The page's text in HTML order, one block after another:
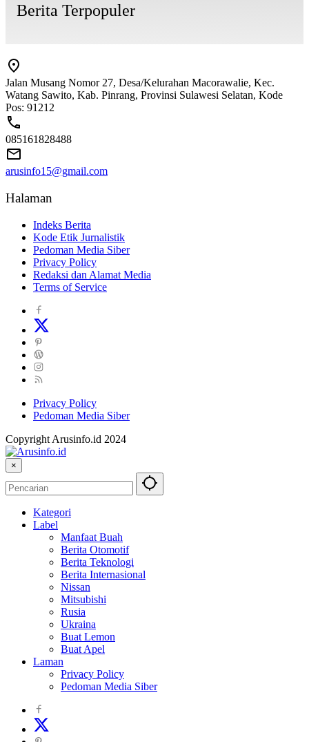
Berita Terpopuler
Jalan Musang Nomor 27, Desa/Kelurahan Macorawalie, Kec.
Watang Sawito, Kab. Pinrang, Provinsi Sulawesi Selatan, Kode
Pos: 91212
085161828488
arusinfo15@gmail.com
Halaman
Indeks Berita
Kode Etik Jurnalistik
Pedoman Media Siber
Privacy Policy
Redaksi dan Alamat Media
Terms of Service
Privacy Policy
Pedoman Media Siber
Copyright Arusinfo.id 2024
×
Kategori
Label
Manfaat Buah
Berita Otomotif
Berita Teknologi
Berita Internasional
Nissan
Mitsubishi
Rusia
Ukraina
Buat Lemon
Buat Apel
Laman
Privacy Policy
Pedoman Media Siber